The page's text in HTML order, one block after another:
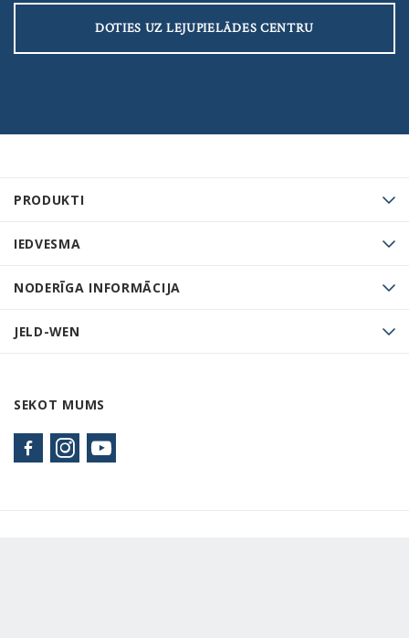
PRODUKTI
IEDVESMA
NODERĪGA INFORMĀCIJA
JELD-WEN
SEKOT MUMS
DOTIES UZ LEJUPIELĀDES CENTRU